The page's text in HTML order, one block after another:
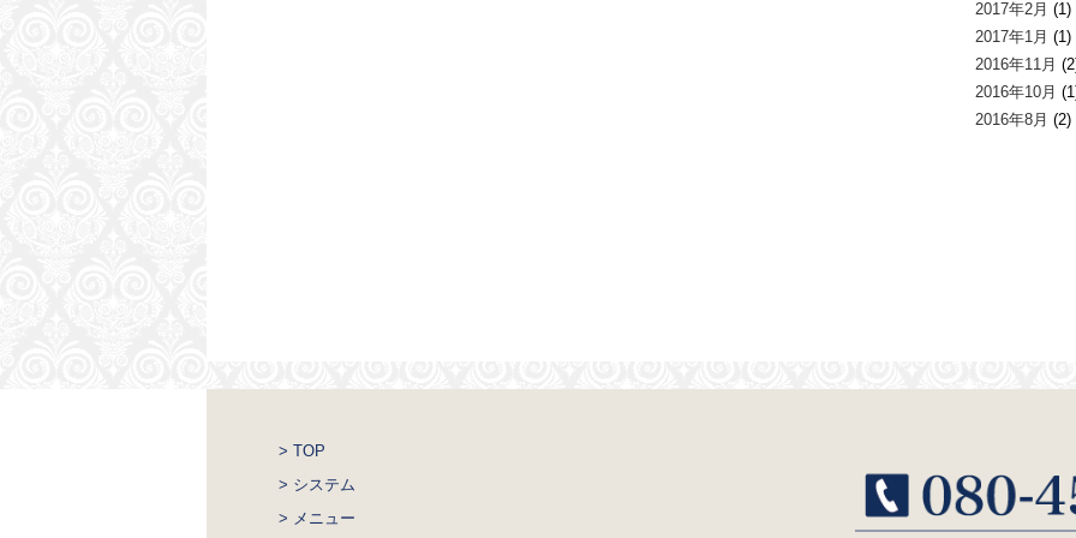
2017年2月 (1)
2017年1月 (1)
2016年11月
2016年10月
2016年8月 (2)
> TOP
> システム
> メニュー